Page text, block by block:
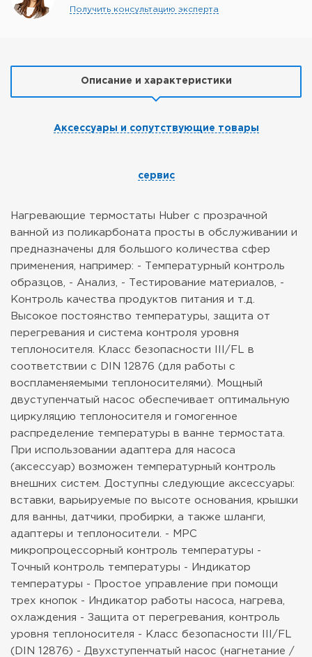
Получить консультацию эксперта
Описание и характеристики
Аксессуары и сопутствующие товары
сервис
Нагревающие термостаты Huber с прозрачной
ванной из поликарбоната просты в обслуживании и
предназначены для большого количества сфер
применения, например: - Температурный контроль
образцов, - Анализ, - Тестирование материалов, -
Контроль качества продуктов питания и т.д.
Высокое постоянство температуры, защита от
перегревания и система контроля уровня
теплоносителя. Класс безопасности III/FL в
соответствии с DIN 12876 (для работы с
воспламеняемыми теплоносителями).
Мощный
двуступенчатый насос обеспечивает оптимальную
циркуляцию теплоносителя и гомогенное
распределение температуры в ванне термостата.
При использовании адаптера для насоса
(аксессуар) возможен температурный контроль
внешних систем.
Доступны следующие аксессуары:
вставки, варьируемые по высоте основания, крышки
для ванны, датчики, пробирки, а также шланги,
адаптеры и теплоносители. - MPC
микропроцессорный контроль температуры -
Точный контроль температуры - Индикатор
температуры - Простое управление при помощи
трех кнопок - Индикатор работы насоса, нагрева,
охлаждения - Защита от перегревания, контроль
уровня теплоносителя - Класс безопасности III/FL
(DIN 12876) - Двухступенчатый насос (нагнетание /